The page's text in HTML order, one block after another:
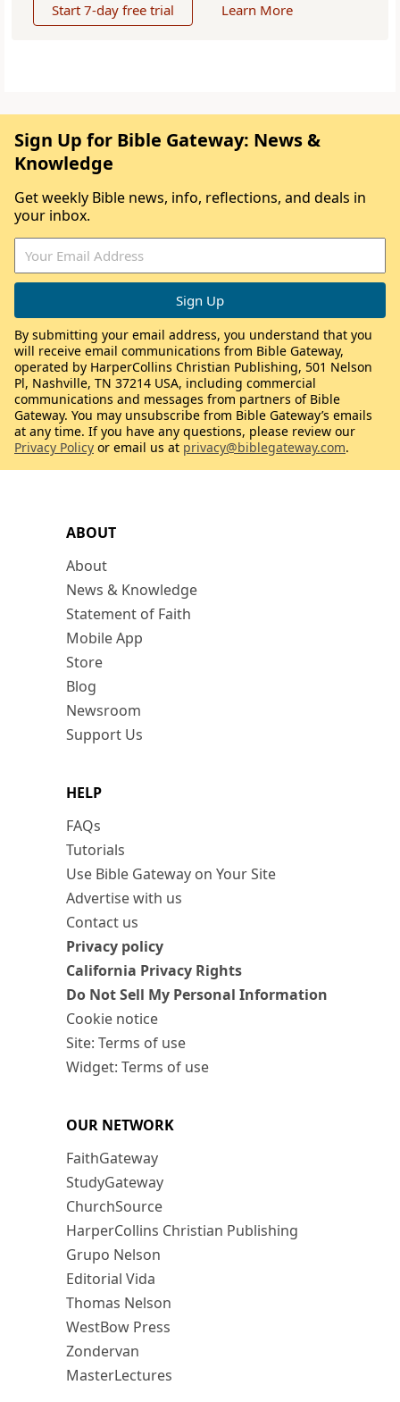
Start 7-day free trial Learn More
ABOUT
About
News & Knowledge
Statement of Faith
Mobile App
Store
Blog
Newsroom
Support Us
HELP
FAQs
Tutorials
Use Bible Gateway on Your Site
Advertise with us
Contact us
Privacy policy
California Privacy Rights
Do Not Sell My Personal Information
Cookie notice
Site: Terms of use
Widget: Terms of use
OUR NETWORK
FaithGateway
StudyGateway
ChurchSource
HarperCollins Christian Publishing
Grupo Nelson
Editorial Vida
Thomas Nelson
WestBow Press
Zondervan
MasterLectures
Sign Up for Bible Gateway: News &
Knowledge
Get weekly Bible news, info, reflections, and deals in
your inbox.
By submitting your email address, you understand that you
will receive email communications from Bible Gateway,
operated by HarperCollins Christian Publishing, 501 Nelson
Pl, Nashville, TN 37214 USA, including commercial
communications and messages from partners of Bible
Gateway. You may unsubscribe from Bible Gateway’s emails
at any time. If you have any questions, please review our
Privacy Policy or email us at privacy@biblegateway.com.